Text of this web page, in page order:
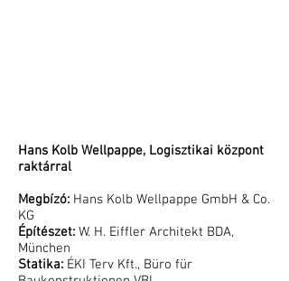
Hans Kolb Wellpappe, Logisztikai központ
raktárral
Megbízó: Hans Kolb Wellpappe GmbH & Co.
KG
Építészet: W. H. Eiffler Architekt BDA,
München
Statika: ÉKI Terv Kft., Büro für